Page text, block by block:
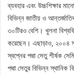
ব্যবহার এবং উচ্চশিক্ষার
বিভিন্ন জাতীয় ও
৩০টিরও বেশি। খুলনা
করেছেন। এছাড়াও, ২০০৪
স্বপ্নের পদ্মা সেতু শীর্ষক
পদ্মা সেতুর বিভিন্ন